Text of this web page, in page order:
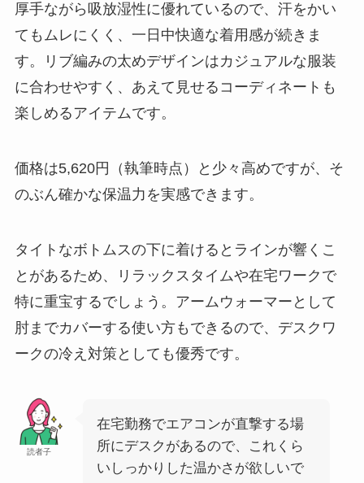
厚手ながら吸放湿性に優れているので、汗をかい
てもムレにくく、一日中快適な着用感が続きま
す。リブ編みの太めデザインはカジュアルな服装
に合わせやすく、あえて見せるコーディネートも
楽しめるアイテムです。
価格は5,620円（執筆時点）と少々高めですが、そ
のぶん確かな保温力を実感できます。
タイトなボトムスの下に着けるとラインが響くこ
とがあるため、リラックスタイムや在宅ワークで
特に重宝するでしょう。アームウォーマーとして
肘までカバーする使い方もできるので、デスクワ
ークの冷え対策としても優秀です。
読者子
在宅勤務でエアコンが直撃する場
所にデスクがあるので、これくら
いしっかりした温かさが欲しいで